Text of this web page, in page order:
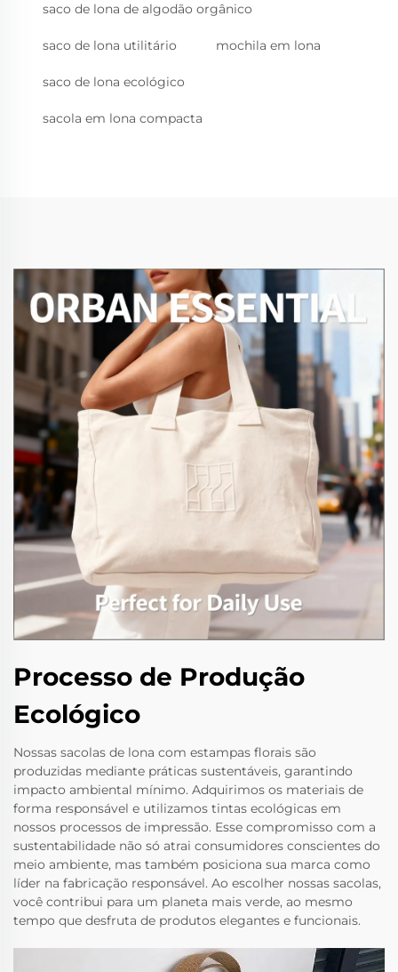
saco de lona de algodão orgânico
saco de lona utilitário mochila em lona
saco de lona ecológico
sacola em lona compacta
Processo de Produção
Ecológico
Nossas sacolas de lona com estampas florais são
produzidas mediante práticas sustentáveis, garantindo
impacto ambiental mínimo. Adquirimos os materiais de
forma responsável e utilizamos tintas ecológicas em
nossos processos de impressão. Esse compromisso com a
sustentabilidade não só atrai consumidores conscientes do
meio ambiente, mas também posiciona sua marca como
líder na fabricação responsável. Ao escolher nossas sacolas,
você contribui para um planeta mais verde, ao mesmo
tempo que desfruta de produtos elegantes e funcionais.